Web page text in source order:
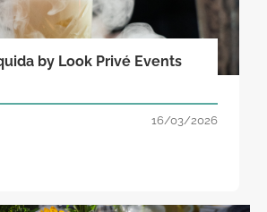
by Look Privé Events
16/03/2026